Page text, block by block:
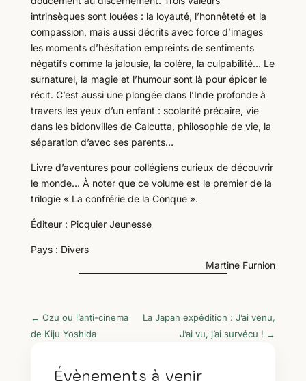
intrinsèques sont louées : la loyauté, l’honnêteté et la
compassion, mais aussi décrits avec force d’images
les moments d’hésitation empreints de sentiments
négatifs comme la jalousie, la colère, la culpabilité… Le
surnaturel, la magie et l’humour sont là pour épicer le
récit. C’est aussi une plongée dans l’Inde profonde à
travers les yeux d’un enfant : scolarité précaire, vie
dans les bidonvilles de Calcutta, philosophie de vie, la
séparation d’avec ses parents…
Livre d’aventures pour collégiens curieux de découvrir
le monde… À noter que ce volume est le premier de la
trilogie « La confrérie de la Conque ».
Éditeur : Picquier Jeunesse
Pays : Divers
Martine Furnion
← Ozu ou l’anti-cinema
de Kiju Yoshida
La Japan expédition : J’ai venu,
J’ai vu, j’ai survécu ! →
Évènements à venir